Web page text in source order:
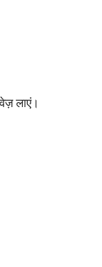
लाएं।